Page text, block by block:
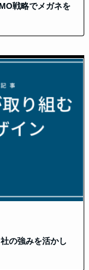
戦略でメガネを
の強みを活かし